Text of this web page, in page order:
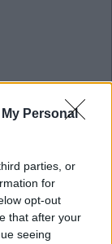
Personal
parties, or
for
opt-out
that after your
seeing